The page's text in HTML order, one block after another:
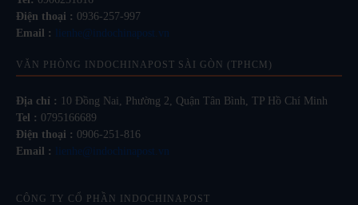
Điện thoại : 0936-257-997
Email :
lienhe@indochinapost.vn
VĂN PHÒNG INDOCHINAPOST SÀI GÒN (TPHCM)
Địa chỉ : 10 Đồng Nai, Phường 2, Quận Tân Bình, TP Hồ Chí Minh
Tel : 0795166689
Điện thoại : 0906-251-816
Email :
lienhe@indochinapost.vn
CÔNG TY CỔ PHẦN INDOCHINAPOST